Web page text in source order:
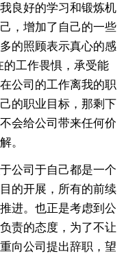
良好的学习和锻炼机
，增加了自己的一些
的照顾表示真心的感
工作畏惧，承受能
公司的工作离我的职
的职业目标，那剩下
会给公司带来任何价
。
公司于自己都是一个
的开展，所有的前续
进。也正是考虑到公
责的态度，为了不让
向公司提出辞职，望